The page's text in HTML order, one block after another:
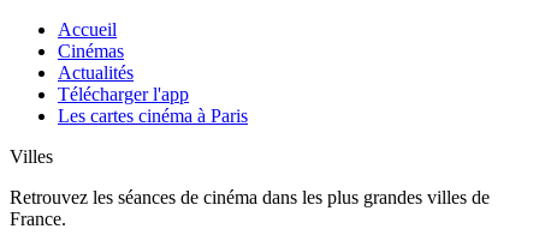
Accueil
Cinémas
Actualités
Télécharger l'app
Les cartes cinéma à Paris
Villes
Retrouvez les séances de cinéma dans les plus grandes villes de
France.